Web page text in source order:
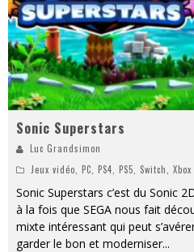
Sonic Superstars
Luc Grandsimon
Jeux vidéo PC PS4 PS5 Switch
Sonic Superstars c’est du Sonic
à la fois que SEGA nous fait
mixte intéressant qui peut
garder le bon et moderniser...